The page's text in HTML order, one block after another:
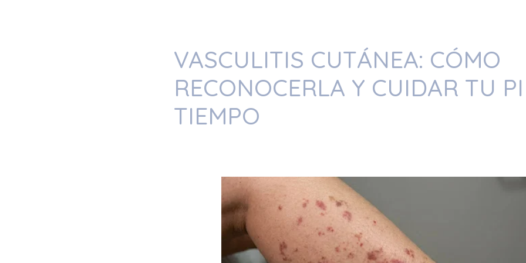
VASCULITIS CUTÁNEA: CÓMO
RECONOCERLA Y CUIDAR TU
TIEMPO